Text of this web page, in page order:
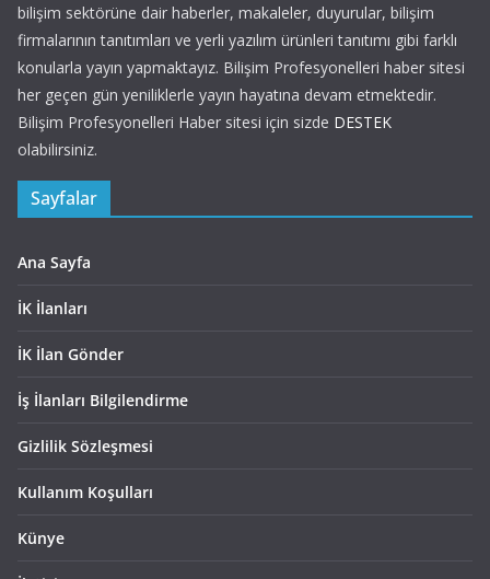
bilişim sektörüne dair haberler, makaleler, duyurular, bilişim
firmalarının tanıtımları ve yerli yazılım ürünleri tanıtımı gibi farklı
konularla yayın yapmaktayız. Bilişim Profesyonelleri haber sitesi
her geçen gün yeniliklerle yayın hayatına devam etmektedir.
Bilişim Profesyonelleri Haber sitesi için sizde DESTEK
olabilirsiniz.
Sayfalar
Ana Sayfa
İK İlanları
İK İlan Gönder
İş İlanları Bilgilendirme
Gizlilik Sözleşmesi
Kullanım Koşulları
Künye